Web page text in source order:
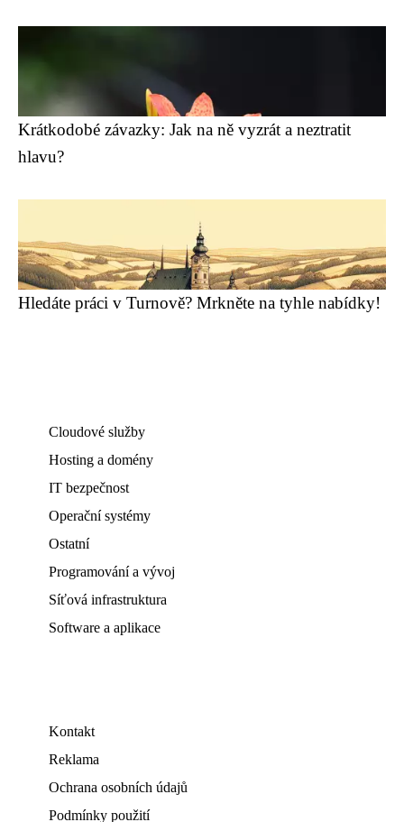
Krátkodobé závazky: Jak na ně vyzrát a neztratit
hlavu?
Hledáte práci v Turnově? Mrkněte na tyhle nabídky!
Cloudové služby
Hosting a domény
IT bezpečnost
Operační systémy
Ostatní
Programování a vývoj
Síťová infrastruktura
Software a aplikace
Kontakt
Reklama
Ochrana osobních údajů
Podmínky použití